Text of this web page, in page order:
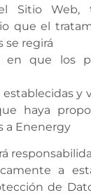
Sitio Web,
que el
se regirá
en que los
establecidas y
haya
a Enenergy
a
de